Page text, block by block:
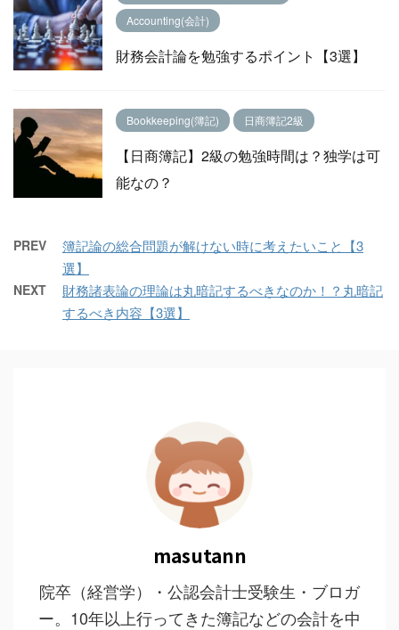
Accounting(会計)
財務会計論を勉強するポイント【3選】
Bookkeeping(簿記) 日商簿記2級
【日商簿記】2級の勉強時間は？独学は可
能なの？
PREV
簿記論の総合問題が解けない時に考えたいこと【3
選】
NEXT
財務諸表論の理論は丸暗記するべきなのか！？丸暗記
するべき内容【3選】
masutann
院卒（経営学）・公認会計士受験生・ブロガ
ー。10年以上行ってきた簿記などの会計を中